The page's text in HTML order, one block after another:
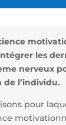
les
nerveux
l’individu.
pour